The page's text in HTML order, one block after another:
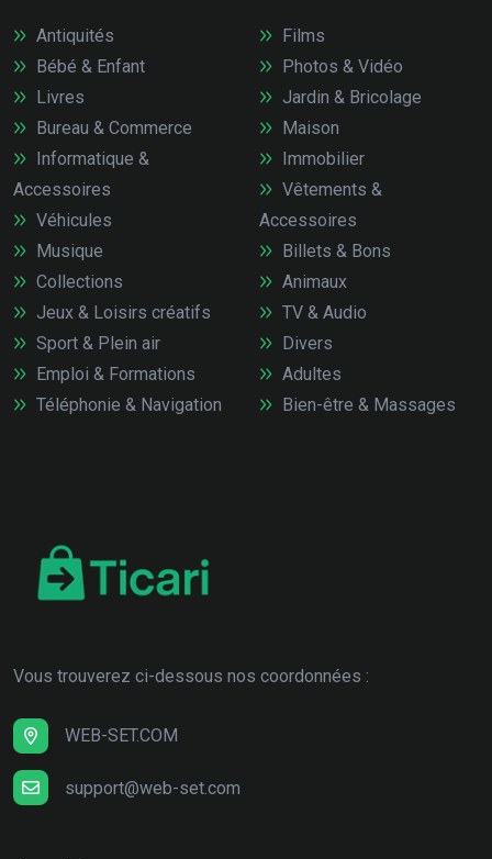
Antiquités
Bébé & Enfant
Livres
Bureau & Commerce
Informatique &
Accessoires
Véhicules
Films
Photos & Vidéo
Jardin & Bricolage
Maison
Immobilier
Vêtements &
Accessoires
Musique
Collections
Jeux & Loisirs créatifs
Sport & Plein air
Emploi & Formations
Téléphonie & Navigation
Billets & Bons
Animaux
TV & Audio
Divers
Adultes
Bien-être & Massages
Vous trouverez ci-dessous nos coordonnées :
WEB-SET.COM
support@web-set.com